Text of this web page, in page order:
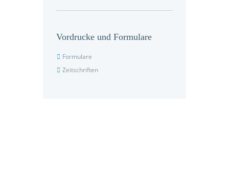
Vordrucke und Formulare
Formulare
Zeitschriften